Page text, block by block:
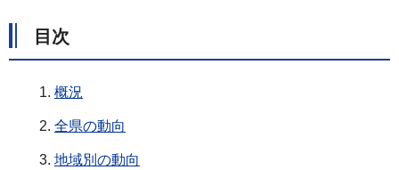
目次
概況
全県の動向
地域別の動向